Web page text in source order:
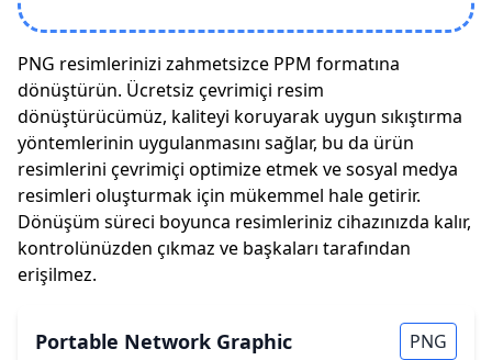
PNG resimlerinizi zahmetsizce PPM formatına
dönüştürün. Ücretsiz çevrimiçi resim
dönüştürücümüz, kaliteyi koruyarak uygun sıkıştırma
yöntemlerinin uygulanmasını sağlar, bu da ürün
resimlerini çevrimiçi optimize etmek ve sosyal medya
resimleri oluşturmak için mükemmel hale getirir.
Dönüşüm süreci boyunca resimleriniz cihazınızda kalır,
kontrolünüzden çıkmaz ve başkaları tarafından
erişilmez.
Portable Network Graphic PNG